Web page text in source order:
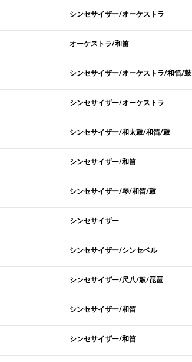
シンセサイザー/オーケストラ
オーケストラ/和笛
シンセサイザー/オーケストラ/和笛/鼓
シンセサイザー/オーケストラ
シンセサイザー/和太鼓/和笛/鼓
シンセサイザー/和笛
シンセサイザー/琴/和笛/鼓
シンセサイザー
シンセサイザー/シンセベル
シンセサイザー/尺八/鼓/琵琶
シンセサイザー/和笛
シンセサイザー/和笛